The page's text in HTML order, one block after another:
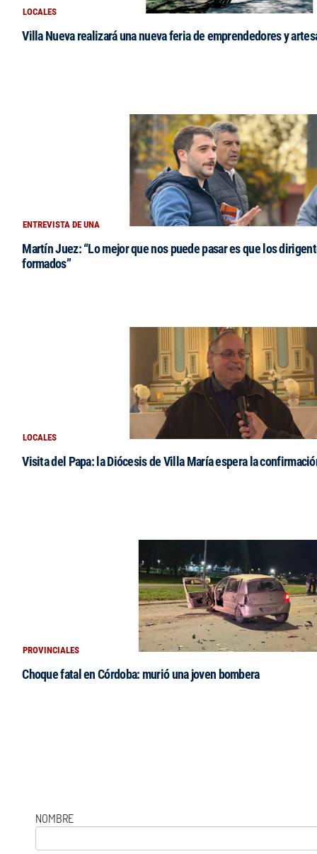
LOCALES
Villa Nueva realizará una nueva feria de emprendedores y
ENTREVISTA DE UNA
Martín Juez: “Lo mejor que nos puede pasar es que los
formados”
LOCALES
Visita del Papa: la Diócesis de Villa María espera la
PROVINCIALES
Choque fatal en Córdoba: murió una joven bombera
NOMBRE